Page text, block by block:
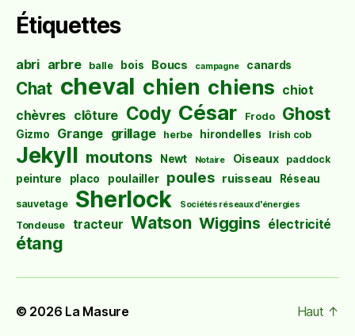
Étiquettes
abri arbre balle bois Boucs campagne canards
Chat cheval chien chiens chiot
chèvres clôture Cody César Frodo Ghost
Gizmo Grange grillage herbe hirondelles Irish cob
Jekyll moutons Newt Notaire Oiseaux paddock
peinture placo poulailler poules ruisseau Réseau
sauvetage Sherlock Sociétés réseaux d'énergies
Tondeuse tracteur Watson Wiggins électricité
étang
© 2026 La Masure Haut ↑